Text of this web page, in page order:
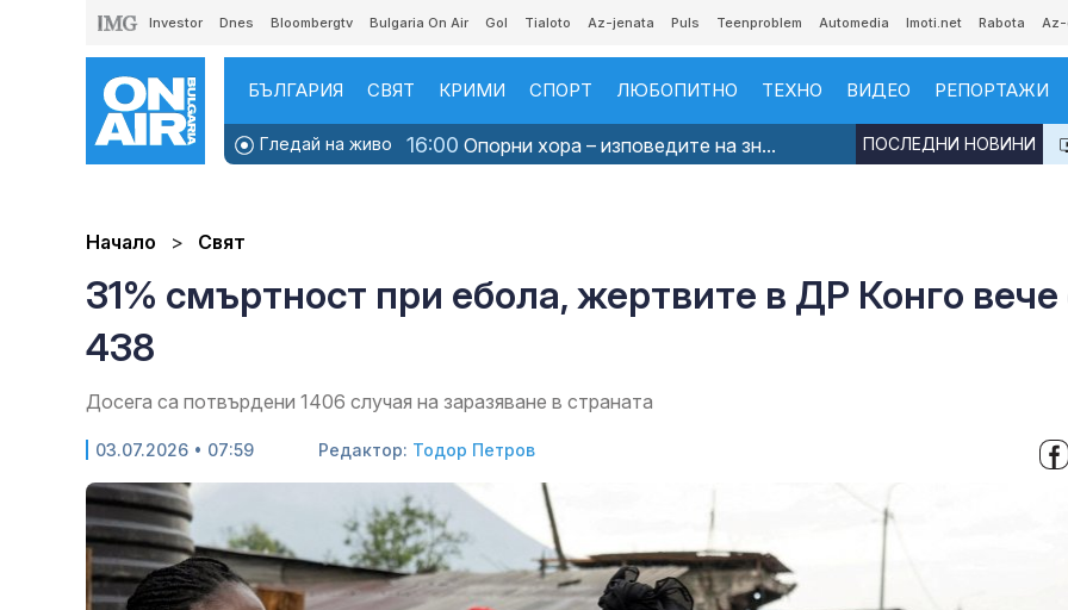
Investor Dnes Bloombergtv Bulgaria On Air Gol Tialoto Az-jenata Puls Teenproblem Automedia Imoti.net Rabota Az-
БЪЛГАРИЯ СВЯТ КРИМИ СПОРТ ЛЮБОПИТНО ТЕХНО ВИДЕО РЕПОРТАЖИ
Гледай на живо 16:00 Опорни хора – изповедите на зн... ПОСЛЕДНИ НОВИНИ
Начало Свят
31% смъртност при ебола, жертвите в ДР Конго вече
438
Досега са потвърдени 1406 случая на заразяване в страната
03.07.2026 • 07:59 Редактор: Тодор Петров